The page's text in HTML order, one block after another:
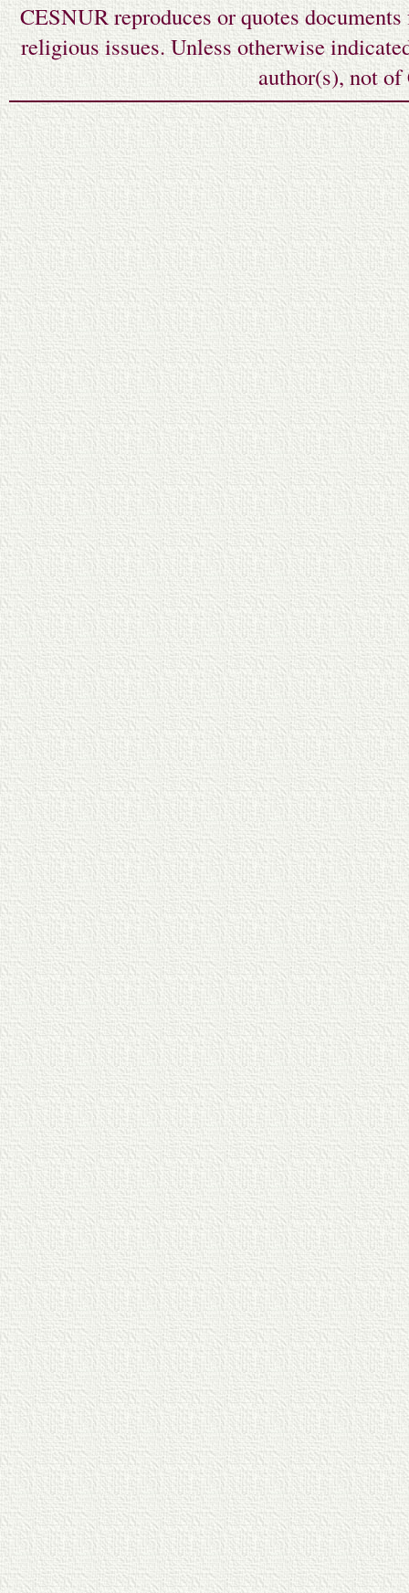
CESNUR reproduces or quotes
religious issues. Unless otherwise
author(s), not